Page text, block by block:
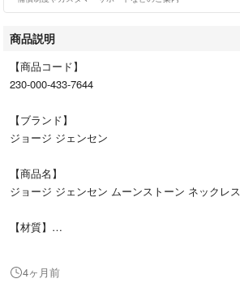
商品説明
【商品コード】
230-000-433-7644
【ブランド】
ジョージ ジェンセン
【商品名】
ジョージ ジェンセン ムーンストーン ネックレス
【材質】
4ヶ月前